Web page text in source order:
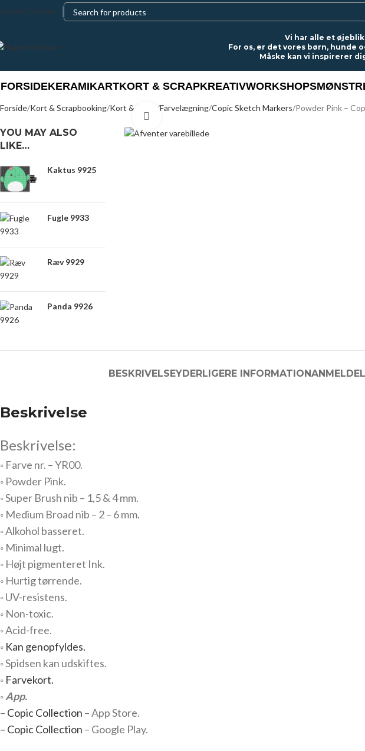
COUNTRY
Vi har alle et
For os, er det vores børn, hunde
Måske kan vi inspirerer
FORSIDEKERAMIKARTKORT & SCRAPKREATIVWORKSHOPS
Forside Kort & Scrapbooking Kort & Scrap Farvelægning Copic Sketch Markers Powder Pink –
YOU MAY ALSO
LIKE…
Kaktus 9925
Fugle 9933
Ræv 9929
Panda 9926
BESKRIVELSEYDERLIGERE INFORMATION
Beskrivelse
Beskrivelse:
◦ Farve nr. – YR00.
◦ Powder Pink.
◦ Super Brush nib – 1,5 & 4 mm.
◦ Medium Broad nib – 2 – 6 mm.
◦ Alkohol basseret.
◦ Minimal lugt.
◦ Højt pigmenteret Ink.
◦ Hurtig tørrende.
◦ UV-resistens.
◦ Non-toxic.
◦ Acid-free.
◦ Kan genopfyldes.
◦ Spidsen kan udskiftes.
◦ Farvekort.
◦App.
– Copic Collection – App Store.
– Copic Collection – Google Play.